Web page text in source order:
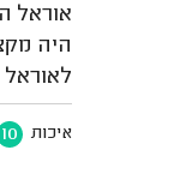
אוראל
היה
לאוראל
איכות 10